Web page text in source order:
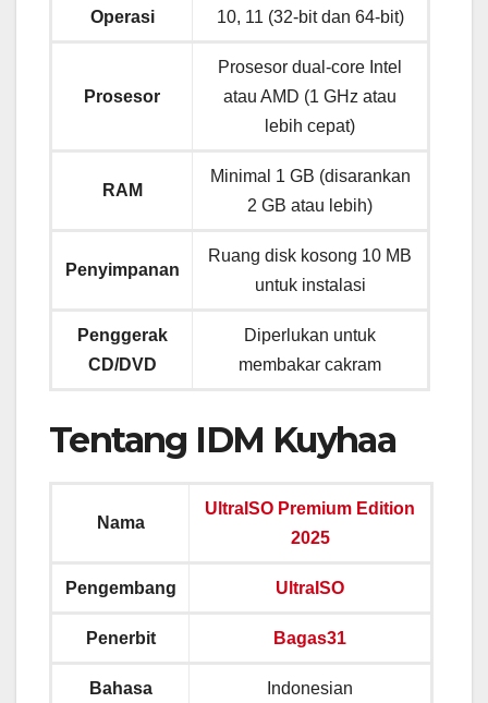
Operasi
10, 11 (32-bit dan 64-bit)
Prosesor
Prosesor dual-core Intel
atau AMD (1 GHz atau
lebih cepat)
RAM
Minimal 1 GB (disarankan
2 GB atau lebih)
Penyimpanan
Ruang disk kosong 10 MB
untuk instalasi
Penggerak
CD/DVD
Diperlukan untuk
membakar cakram
Tentang IDM Kuyhaa
Nama
UltraISO Premium Edition
2025
Pengembang UltraISO
Penerbit Bagas31
Bahasa Indonesian